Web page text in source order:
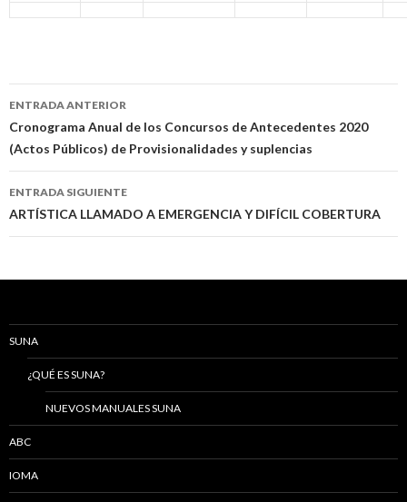
Navegación
de
entradas
ENTRADA ANTERIOR
Cronograma Anual de los Concursos de Antecedentes 2020
(Actos Públicos) de Provisionalidades y suplencias
ENTRADA SIGUIENTE
ARTÍSTICA LLAMADO A EMERGENCIA Y DIFÍCIL COBERTURA
SUNA
¿QUÉ ES SUNA?
NUEVOS MANUALES SUNA
ABC
IOMA